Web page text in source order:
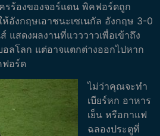
รร้องของจอร์แดน พิคฟอร์ดถูก
อังกฤษเอาชนะเซเนกัล อังกฤษ 3-0
แสดงผลงานที่แวววาวเพื่อเข้าถึง
ลโลก แต่อาจแตกต่างออกไปหาก
อร์ด
ไม่ว่าคุณจะทำ
เบียร์หก อาหาร
เย็น หรือกาแฟ
ฉลองประตูที่